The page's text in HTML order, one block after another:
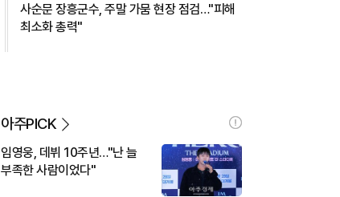
사순문 장흥군수, 주말 가뭄 현장 점검…"피해
최소화 총력"
아주PICK
임영웅, 데뷔 10주년…"난 늘
부족한 사람이었다"